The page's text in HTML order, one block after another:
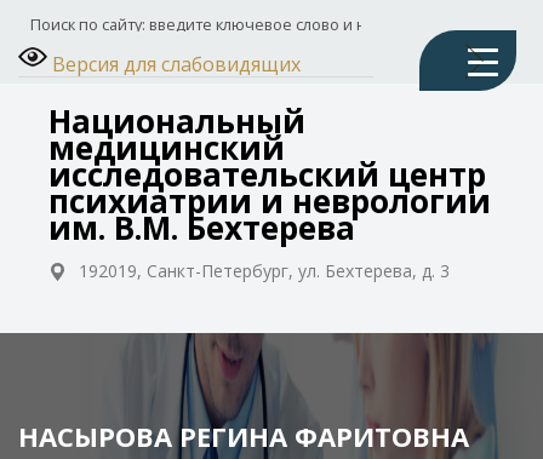
Версия для слабовидящих
Национальный
медицинский
исследовательский центр
психиатрии и неврологии
им. В.М. Бехтерева
192019, Санкт-Петербург, ул. Бехтерева, д. 3
НАСЫРОВА РЕГИНА ФАРИТОВНА